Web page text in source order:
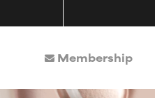
Membership